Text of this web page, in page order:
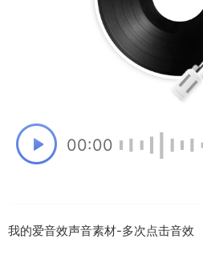
00:00
我的爱音效声音素材-多次点击音效